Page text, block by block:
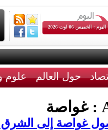
اليوم : الخميس 06 اوت 2026
حول العالم علوم
غواصة
غواصة إلى